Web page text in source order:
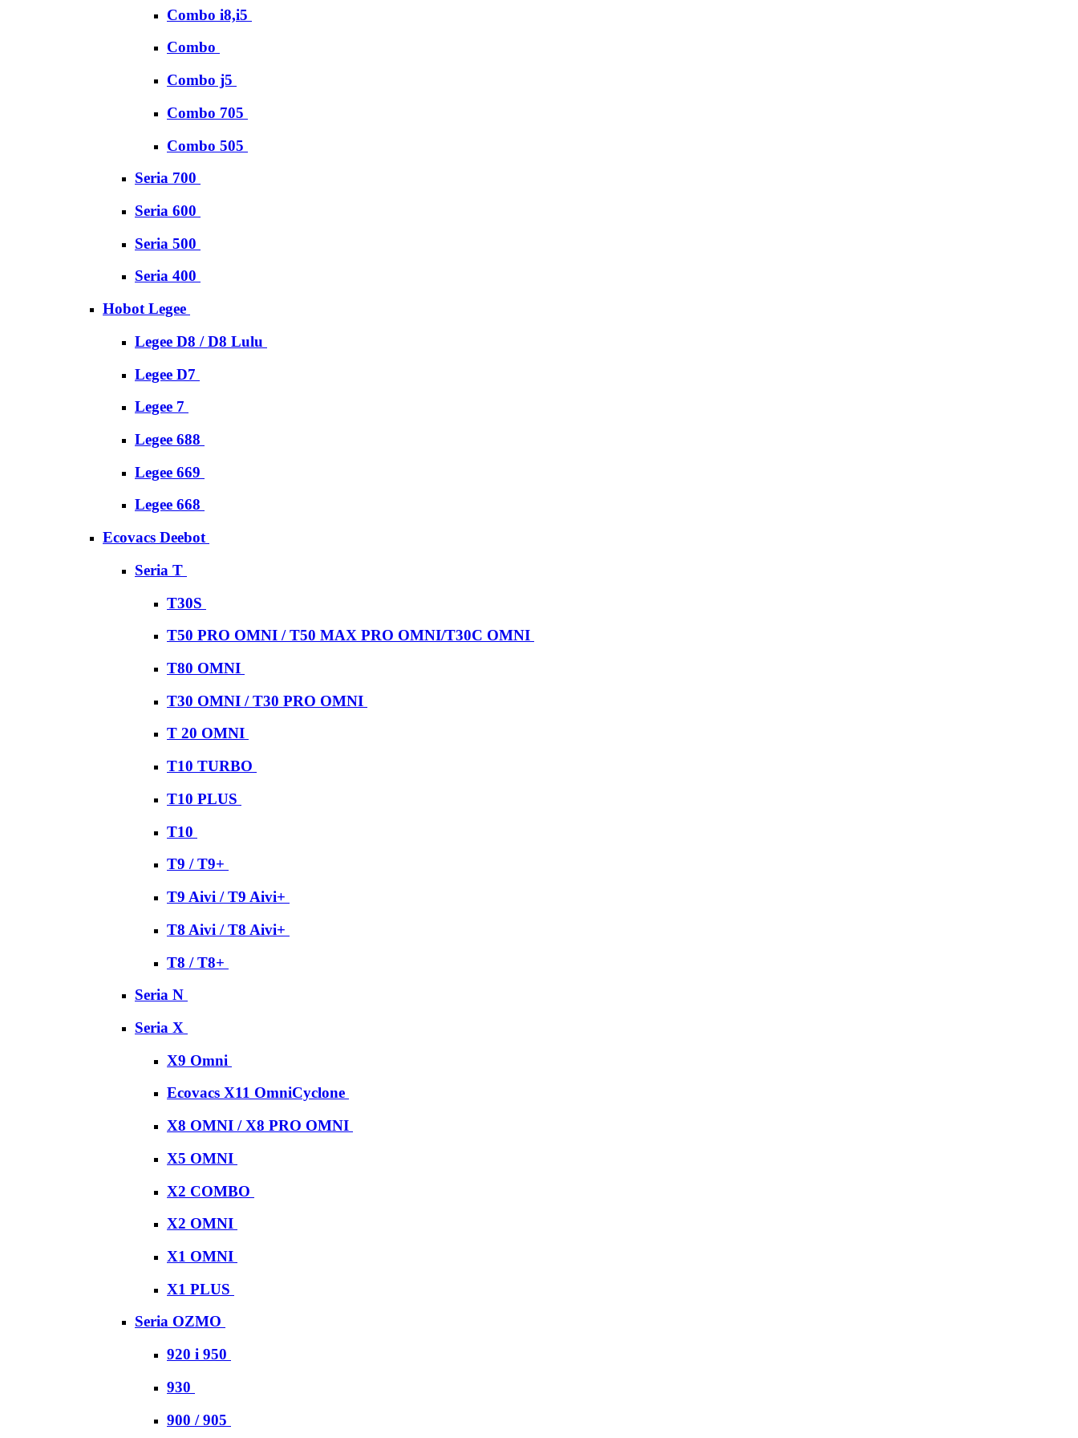
Combo i8,i5
Combo
Combo j5
Combo 705
Combo 505
Seria 700
Seria 600
Seria 500
Seria 400
Hobot Legee
Legee D8 / D8 Lulu
Legee D7
Legee 7
Legee 688
Legee 669
Legee 668
Ecovacs Deebot
Seria T
T30S
T50 PRO OMNI / T50 MAX PRO OMNI/T30C OMNI
T80 OMNI
T30 OMNI / T30 PRO OMNI
T 20 OMNI
T10 TURBO
T10 PLUS
T10
T9 / T9+
T9 Aivi / T9 Aivi+
T8 Aivi / T8 Aivi+
T8 / T8+
Seria N
Seria X
X9 Omni
Ecovacs X11 OmniCyclone
X8 OMNI / X8 PRO OMNI
X5 OMNI
X2 COMBO
X2 OMNI
X1 OMNI
X1 PLUS
Seria OZMO
920 i 950
930
900 / 905